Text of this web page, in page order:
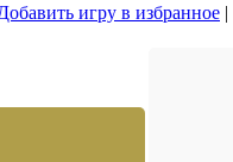
игру в избранное |